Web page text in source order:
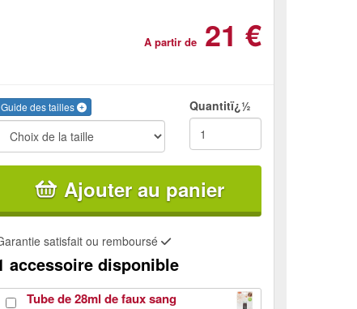
A partir de 21 €
Guide des tailles Quantitï¿½
Ajouter au panier
satisfait ou remboursé
accessoire disponible
Tube de 28ml de faux sang